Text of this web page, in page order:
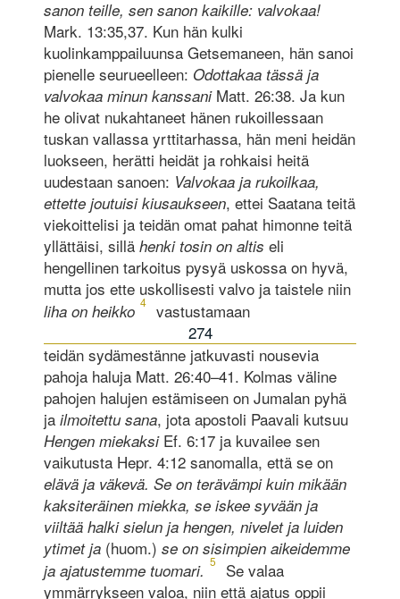
sanon teille, sen sanon kaikille: valvokaa!
Mark. 13:35,37. Kun hän kulki
kuolinkamppailuunsa Getsemaneen, hän sanoi
pienelle seurueelleen: Odottakaa tässä ja
valvokaa minun kanssaniMatt. 26:38. Ja kun
he olivat nukahtaneet hänen rukoillessaan
tuskan vallassa yrttitarhassa, hän meni heidän
luokseen, herätti heidät ja rohkaisi heitä
uudestaan sanoen: Valvokaa ja rukoilkaa,
ettette joutuisi kiusaukseen, ettei Saatana teitä
viekoittelisi ja teidän omat pahat himonne teitä
yllättäisi, sillä henki tosin on altis eli
hengellinen tarkoitus pysyä uskossa on hyvä,
mutta jos ette uskollisesti valvo ja taistele niin
liha on heikko 4
vastustamaan
274
teidän sydämestänne jatkuvasti nousevia
pahoja haluja Matt. 26:40–41. Kolmas väline
pahojen halujen estämiseen on Jumalan pyhä
ja ilmoitettu sana, jota apostoli Paavali kutsuu
Hengen miekaksiEf. 6:17 ja kuvailee sen
vaikutusta Hepr. 4:12 sanomalla, että se on
elävä ja väkevä. Se on terävämpi kuin mikään
kaksiteräinen miekka, se iskee syvään ja
viiltää halki sielun ja hengen, nivelet ja luiden
ytimet ja(huom.) se on sisimpien aikeidemme
ja ajatustemme tuomari. 5
Se valaa
ymmärrykseen valoa, niin että ajatus oppii